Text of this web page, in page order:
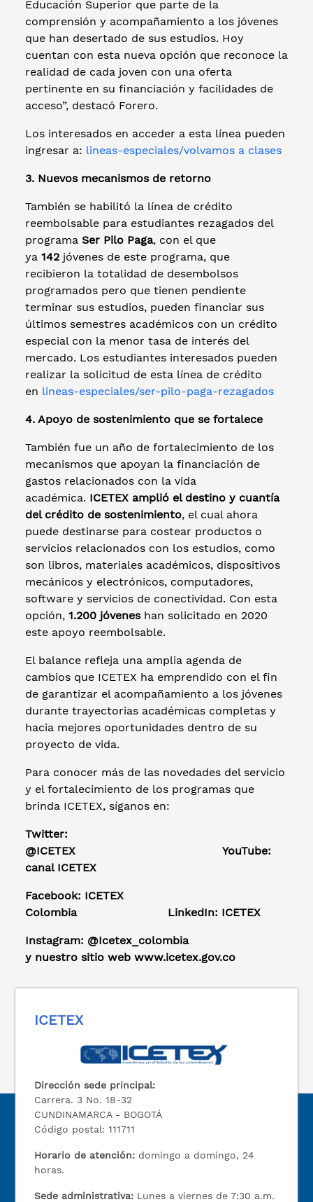
Educación Superior que parte de la
comprensión y acompañamiento a los jóvenes
que han desertado de sus estudios. Hoy
cuentan con esta nueva opción que reconoce la
realidad de cada joven con una oferta
pertinente en su financiación y facilidades de
acceso”, destacó Forero.
Los interesados en acceder a esta línea pueden
ingresar a: lineas-especiales/volvamos a clases
3. Nuevos mecanismos de retorno
También se habilitó la línea de crédito
reembolsable para estudiantes rezagados del
programa Ser Pilo Paga, con el que
ya 142 jóvenes de este programa, que
recibieron la totalidad de desembolsos
programados pero que tienen pendiente
terminar sus estudios, pueden financiar sus
últimos semestres académicos con un crédito
especial con la menor tasa de interés del
mercado. Los estudiantes interesados pueden
realizar la solicitud de esta línea de crédito
en lineas-especiales/ser-pilo-paga-rezagados
4. Apoyo de sostenimiento que se fortalece
También fue un año de fortalecimiento de los
mecanismos que apoyan la financiación de
gastos relacionados con la vida
académica. ICETEX amplió el destino y cuantía
del crédito de sostenimiento, el cual ahora
puede destinarse para costear productos o
servicios relacionados con los estudios, como
son libros, materiales académicos, dispositivos
mecánicos y electrónicos, computadores,
software y servicios de conectividad. Con esta
opción, 1.200 jóveneshan solicitado en 2020
este apoyo reembolsable.
El balance refleja una amplia agenda de
cambios que ICETEX ha emprendido con el fin
de garantizar el acompañamiento a los jóvenes
durante trayectorias académicas completas y
hacia mejores oportunidades dentro de su
proyecto de vida.
Para conocer más de las novedades del servicio
y el fortalecimiento de los programas que
brinda ICETEX, síganos en:
Twitter:
@ICETEX
YouTube:
canal ICETEX
Facebook: ICETEX
Colombia
LinkedIn: ICETEX
Instagram: @Icetex_colombia
y nuestro sitio web www.icetex.gov.co
ICETEX
Dirección sede principal:
Carrera. 3 No. 18-32
CUNDINAMARCA - BOGOTÁ
Código postal: 111711
Horario de atención: domingo a domingo, 24
horas.
Sede administrativa: Lunes a viernes de 7:30 a.m.